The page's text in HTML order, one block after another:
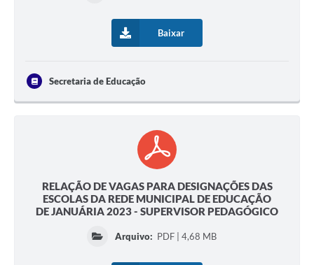
Baixar
Secretaria de Educação
RELAÇÃO DE VAGAS PARA DESIGNAÇÕES DAS
ESCOLAS DA REDE MUNICIPAL DE EDUCAÇÃO
DE JANUÁRIA 2023 - SUPERVISOR PEDAGÓGICO
Arquivo: PDF | 4,68 MB